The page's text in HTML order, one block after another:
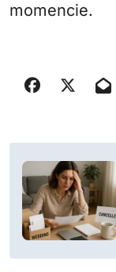
momencie.
N
w
i